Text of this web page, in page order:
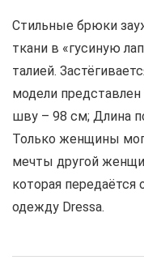
Стильные брюки
ткани в «гусиную
талией.
модели
шву – 98 см; Длина
Только женщины
мечты другой
которая
одежду Dressa.